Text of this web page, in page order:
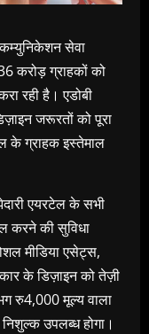
सेवा
करोड़ ग्राहकों को
रही है। एडोबी
जरूरतों को पूरा
के ग्राहक इस्तेमाल
एयरटेल के सभी
करने की सुविधा
मीडिया एसेट्स,
के डिज़ाइन को तेज़ी
रु4,000 मूल्य वाला
उपलब्ध होगा।